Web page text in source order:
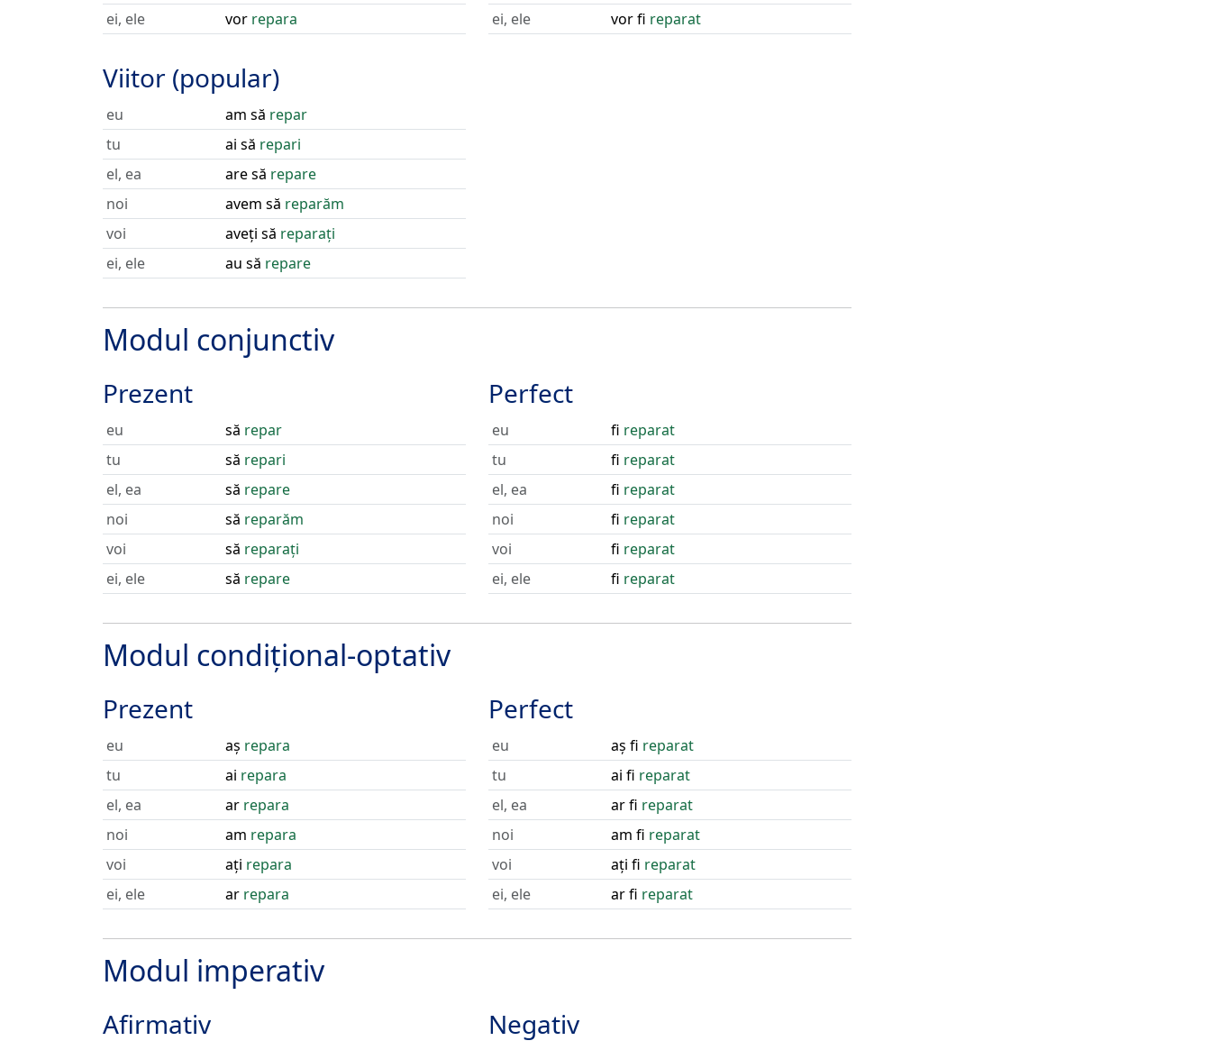
ei, ele
vor repara
Viitor (popular)
eu am să repar
tu
ai să repari
el, ea
are să repare
noi
avem să reparăm
voi
aveți să reparați
ei, ele
au să repare
ei, ele
vor fi reparat
Modul conjunctiv
Prezent
eu să repar
tu
să repari
el, ea
să repare
noi
să reparăm
voi
să reparați
ei, ele
să repare
Perfect
eu fi reparat
tu
fi reparat
el, ea
fi reparat
noi
fi reparat
voi
fi reparat
ei, ele
fi reparat
Modul condițional-optativ
Prezent
eu aș repara
tu
ai repara
el, ea
ar repara
noi
am repara
voi
ați repara
ei, ele
ar repara
Perfect
eu aș fi reparat
tu
ai fi reparat
el, ea
ar fi reparat
noi
am fi reparat
voi
ați fi reparat
ei, ele
ar fi reparat
Modul imperativ
Afirmativ Negativ